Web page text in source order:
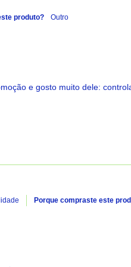
produto? Outro
e gosto muito dele:
Porque compraste este